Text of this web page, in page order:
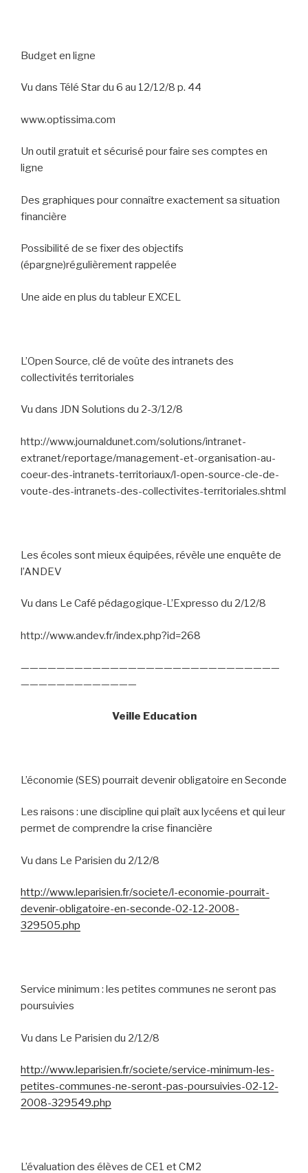
Budget en ligne
Vu dans Télé Star du 6 au 12/12/8 p. 44
www.optissima.com
Un outil gratuit et sécurisé pour faire ses comptes en
ligne
Des graphiques pour connaître exactement sa situation
financière
Possibilité de se fixer des objectifs
(épargne)régulièrement rappelée
Une aide en plus du tableur EXCEL
L’Open Source, clé de voûte des intranets des
collectivités territoriales
Vu dans JDN Solutions du 2-3/12/8
http://www.journaldunet.com/solutions/intranet-
extranet/reportage/management-et-organisation-au-
coeur-des-intranets-territoriaux/l-open-source-cle-de-
voute-des-intranets-des-collectivites-territoriales.shtml
Les écoles sont mieux équipées, révèle une enquête de
l’ANDEV
Vu dans Le Café pédagogique-L’Expresso du 2/12/8
http://www.andev.fr/index.php?id=268
—————————————————————————————
—————————————
Veille Education
L’économie (SES) pourrait devenir obligatoire en Seconde
Les raisons : une discipline qui plaît aux lycéens et qui leur
permet de comprendre la crise financière
Vu dans Le Parisien du 2/12/8
http://www.leparisien.fr/societe/l-economie-pourrait-
devenir-obligatoire-en-seconde-02-12-2008-
329505.php
Service minimum : les petites communes ne seront pas
poursuivies
Vu dans Le Parisien du 2/12/8
http://www.leparisien.fr/societe/service-minimum-les-
petites-communes-ne-seront-pas-poursuivies-02-12-
2008-329549.php
L’évaluation des élèves de CE1 et CM2